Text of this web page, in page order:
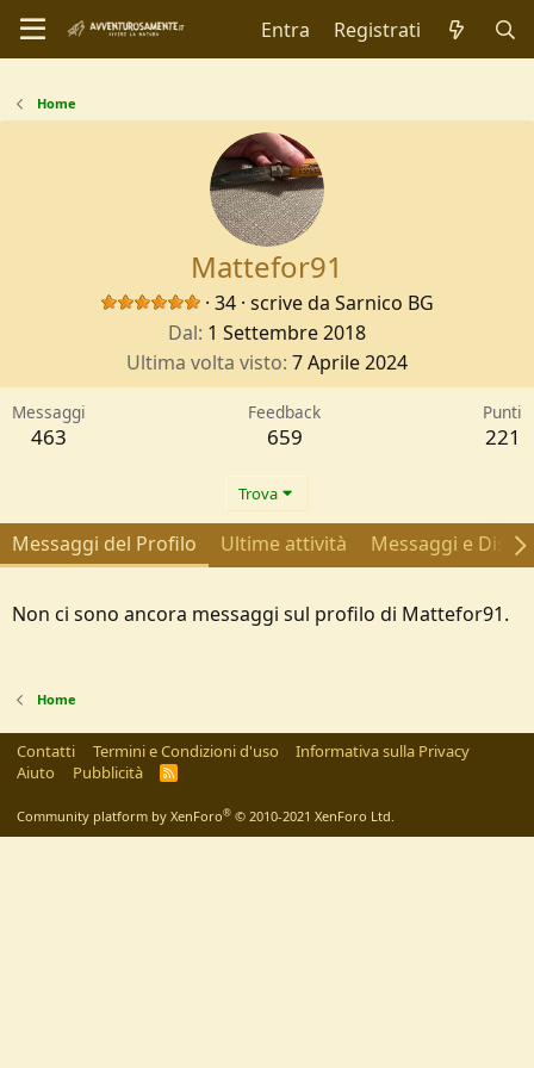
Entra Registrati
Home
Mattefor91
· 34 · scrive da Sarnico BG
Dal 1 Settembre 2018
Ultima volta visto 7 Aprile 2024
Messaggi
463
Feedback
659
Punti
221
Trova
Messaggi del Profilo Ultime attività Messaggi e
Non ci sono ancora messaggi sul profilo di Mattefor91.
Home
Contatti Termini e Condizioni d'uso
Informativa sulla Privacy
Aiuto
Pubblicità
R
Community platform by XenForo® © 2010-2021 XenForo Ltd.